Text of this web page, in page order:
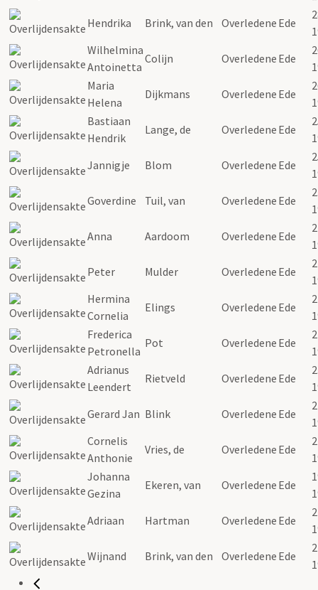
Hendrika
Brink, van den Overledene Ede
Wilhelmina
Antoinetta
Colijn Overledene Ede
Maria
Helena
Dijkmans Overledene Ede
Bastiaan
Hendrik
Lange, de Overledene Ede
Jannigje
Blom Overledene Ede
Goverdine
Tuil, van Overledene Ede
Anna
Aardoom Overledene Ede
Peter
Mulder Overledene Ede
Hermina
Cornelia
Elings Overledene Ede
Frederica
Petronella
Pot Overledene Ede
Adrianus
Leendert
Rietveld Overledene Ede
Gerard Jan Blink Overledene Ede
Cornelis
Anthonie
Vries, de Overledene Ede
Johanna
Gezina
Ekeren, van Overledene Ede
Adriaan
Hartman Overledene Ede
Wijnand
Brink, van den Overledene Ede